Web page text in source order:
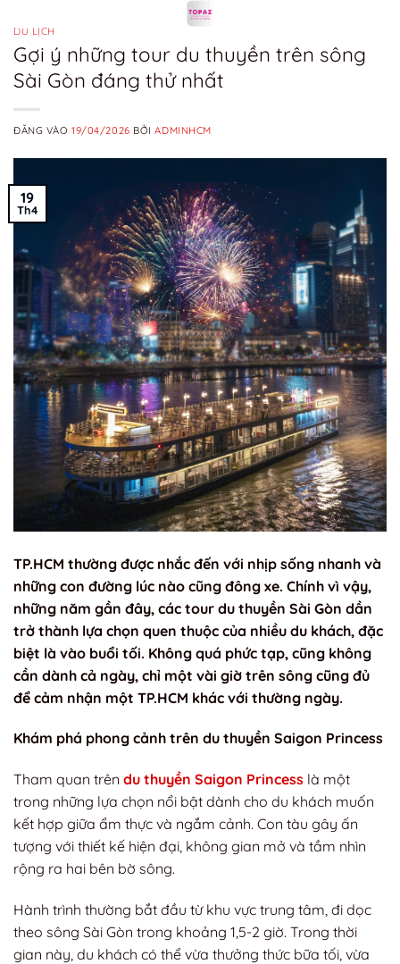
qua
nội
dung
DU LỊCH
Gợi ý những tour du thuyền trên sông
Sài Gòn đáng thử nhất
ĐĂNG VÀO19/04/2026 BỞIADMINHCM
19
Th4
TP.HCM thường được nhắc đến với nhịp sống nhanh và
những con đường lúc nào cũng đông xe. Chính vì vậy,
những năm gần đây, các tour du thuyền Sài Gòn dần
trở thành lựa chọn quen thuộc của nhiều du khách, đặc
biệt là vào buổi tối. Không quá phức tạp, cũng không
cần dành cả ngày, chỉ một vài giờ trên sông cũng đủ
để cảm nhận một TP.HCM khác với thường ngày.
Khám phá phong cảnh trên du thuyền Saigon Princess
Tham quan trên du thuyền Saigon Princess là một
trong những lựa chọn nổi bật dành cho du khách muốn
kết hợp giữa ẩm thực và ngắm cảnh. Con tàu gây ấn
tượng với thiết kế hiện đại, không gian mở và tầm nhìn
rộng ra hai bên bờ sông.
Hành trình thường bắt đầu từ khu vực trung tâm, đi dọc
theo sông Sài Gòn trong khoảng 1,5-2 giờ. Trong thời
gian này, du khách có thể vừa thưởng thức bữa tối, vừa